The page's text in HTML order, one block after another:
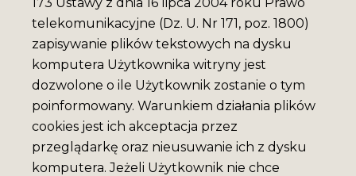
telekomunikacyjne (Dz. U. Nr 171, poz. 1800)
zapisywanie plików tekstowych na dysku
komputera Użytkownika witryny jest
dozwolone o ile Użytkownik zostanie o tym
poinformowany. Warunkiem działania plików
cookies jest ich akceptacja przez
przeglądarkę oraz nieusuwanie ich z dysku
komputera. Jeżeli Użytkownik nie chce